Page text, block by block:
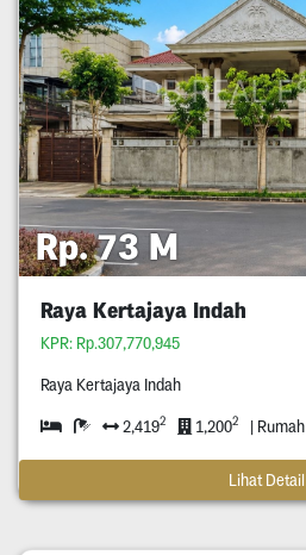
Rp. 73 M
Raya Kertajaya Indah
KPR: Rp.307,770,945
Raya Kertajaya Indah
2,4192 1,2002 | Rumah
Lihat Detail